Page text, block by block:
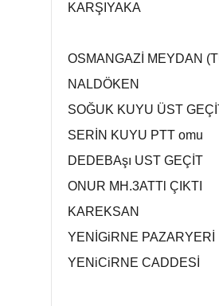
KARŞIYAKA
OSMANGAZİ MEYDAN
NALDÖKEN
SOĞUK KUYU ÜST
SERİN KUYU PTT omu
DEDEBAşı UST GEÇİT
ONUR MH.3ATTl ÇIKTI
KAREKSAN
YENİGiRNE PAZARYERİ
YENiCiRNE CADDESİ